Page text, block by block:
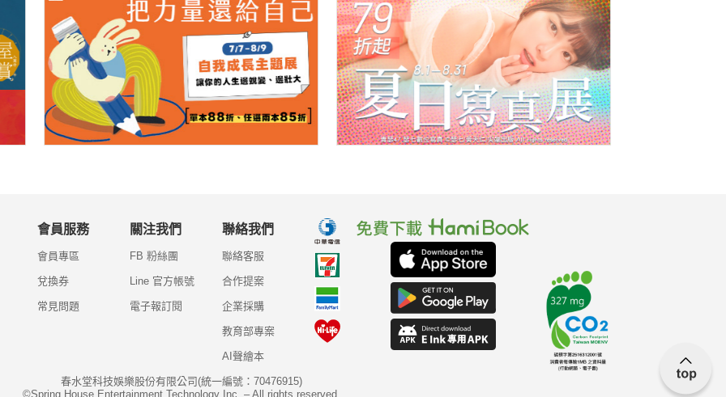
會員服務
會員專區
兌換券
常見問題
關注我們
FB 粉絲團
Line 官方帳號
電子報訂閱
聯絡我們
聯絡客服
合作提案
企業採購
教育部專案
AI聲繪本
春水堂科技娛樂股份有限公司(統一編號：70476915)
©Spring House Entertainment Technology Inc. – All rights reserved.